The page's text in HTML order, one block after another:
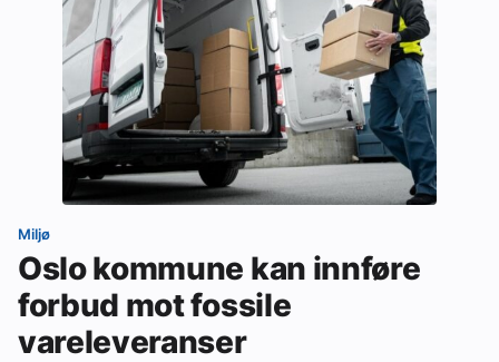
Miljø
Oslo kommune kan innføre
forbud mot fossile
vareleveranser